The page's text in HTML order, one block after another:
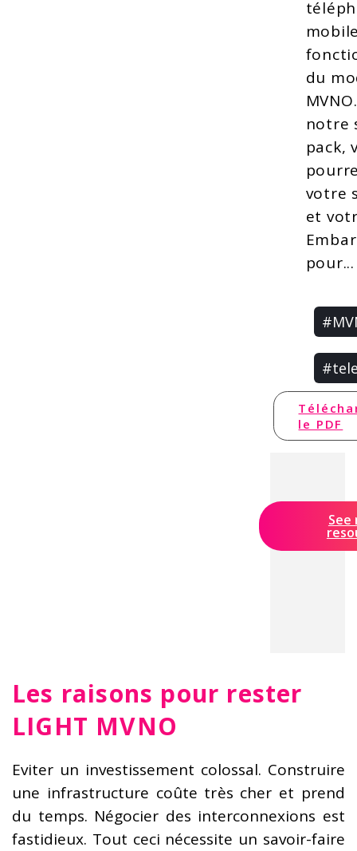
du
notre
pack,
votre
et
pour...
le PDF
See
Les raisons pour rester
LIGHT MVNO
Eviter un investissement colossal. Construire
une infrastructure coûte très cher et prend
du temps. Négocier des interconnexions est
fastidieux. Tout ceci nécessite un savoir-faire